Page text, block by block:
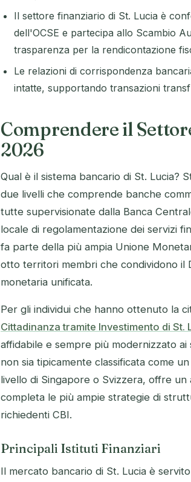
Il settore finanziario di St. Lucia è
dell'OCSE e partecipa allo Scambio
trasparenza per la rendicontazione
Le relazioni di corrispondenza
intatte, supportando transazioni
Comprendere il
2026
Qual è il sistema bancario di St. Lucia?
due livelli che comprende banche
tutte supervisionate dalla Banca
locale di regolamentazione dei servizi
fa parte della più ampia Unione
otto territori membri che condividono il
monetaria unificata.
Per gli individui che hanno ottenuto la
Cittadinanza tramite Investimento di St.
affidabile e sempre più modernizzato
non sia tipicamente classificata come
livello di Singapore o Svizzera, offre
completa le più ampie strategie di
richiedenti CBI.
Principali Istituti Finanziari
Il mercato bancario di St. Lucia è